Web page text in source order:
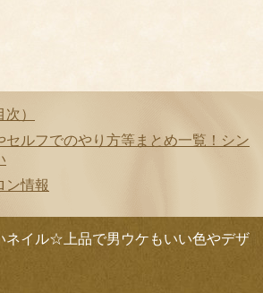
）
セルフでのやり方等まとめ一覧！シン
ン情報
ネイル☆上品で男ウケもいい色やデザ